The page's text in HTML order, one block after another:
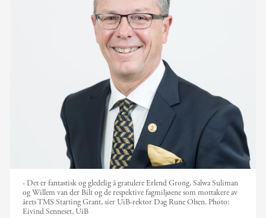
- Det er fantastisk og gledelig å gratulere Erlend Grong, Salwa Suliman
og Willem van der Bilt og de respektive fagmiljøene som mottakere av
årets TMS Starting Grant, sier UiB-rektor Dag Rune Olsen. Photo:
Eivind Senneset, UiB